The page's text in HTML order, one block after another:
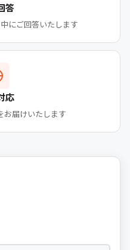
答
にご回答いたします
応
お届けいたします